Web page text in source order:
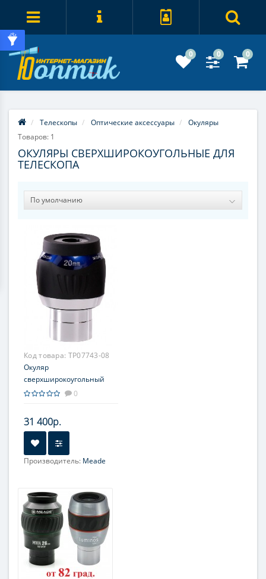
0 0 0
Телескопы Оптические аксессуары
Окуляры
Товаров: 1
ОКУЛЯРЫ СВЕРХШИРОКОУГОЛЬНЫЕ ДЛЯ
ТЕЛЕСКОПА
Код товара: TP07743-08
Окуляр
сверхширокоугольный
MEADE 5000 UWA WP
0
31 400р.
Производитель: Meade